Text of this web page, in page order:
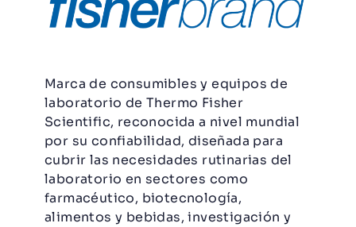
Marca de consumibles y equipos de
laboratorio de Thermo Fisher
Scientific, reconocida a nivel mundial
por su confiabilidad, diseñada para
cubrir las necesidades rutinarias del
laboratorio en sectores como
farmacéutico, biotecnología,
alimentos y bebidas, investigación y